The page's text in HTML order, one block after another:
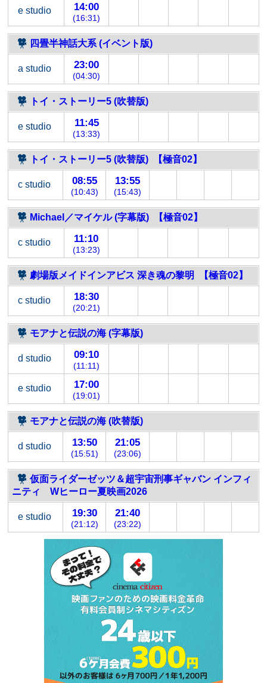
e studio 14:00
(16:31)
四畳半神話大系 (イベント版)
a studio 23:00
(04:30)
トイ・ストーリー5 (吹替版)
e studio 11:45
(13:33)
トイ・ストーリー5 (吹替版) 【極音02】
c studio 08:55
(10:43)
13:55
(15:43)
Michael／マイケル (字幕版) 【極音02】
c studio 11:10
(13:23)
劇場版メイドインアビス 深き魂の黎明 【極音02】
c studio 18:30
(20:21)
モアナと伝説の海 (字幕版)
d studio 09:10
(11:11)
e studio 17:00
(19:01)
モアナと伝説の海 (吹替版)
d studio 13:50
(15:51)
21:05
(23:06)
仮面ライダーゼッツ＆超宇宙刑事ギャバン インフィ
ニティ Wヒーロー夏映画2026
e studio 19:30
(21:12)
21:40
(23:22)